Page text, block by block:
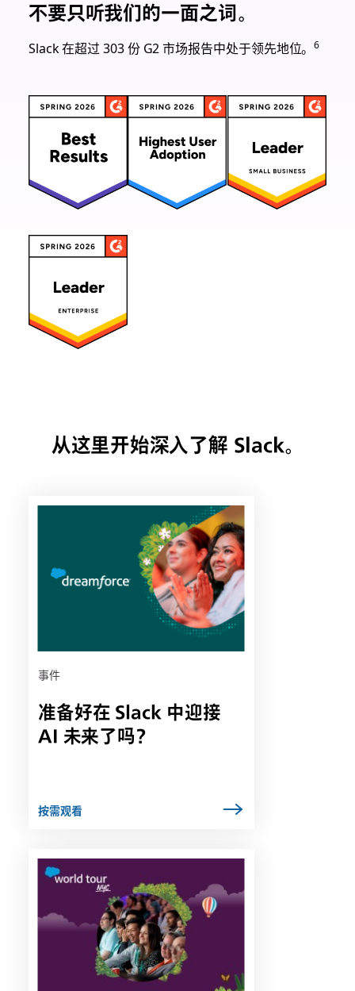
不要只听我们的一面之词。
Slack 在超过 303 份 G2 市场报告中处于领先地位。6
从这里开始深入了解 Slack。
链
项
卡
打
开
事件
准备好在 Slack 中迎接
AI 未来了吗？
按需观看
链
能